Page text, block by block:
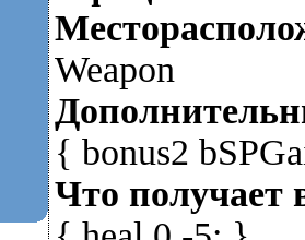
Weapon
{ bonus2
Что получает